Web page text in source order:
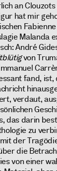
an Clouzots
hat mir
Malanda
André
von
fand, ist,
verdaut,
das darin
zu
der
die
von einer